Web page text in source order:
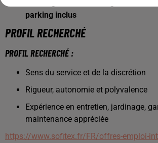
parking inclus
PROFIL RECHERCHÉ
PROFIL RECHERCHÉ :
Sens du service et de la discrétion
Rigueur, autonomie et polyvalence
Expérience en entretien, jardinage,
maintenance appréciée
https://www.sofitex.fr/FR/offres-emploi-